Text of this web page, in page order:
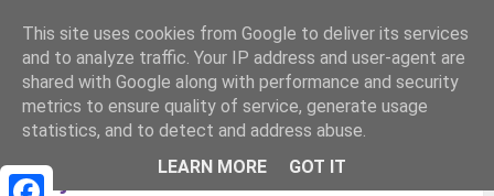
EL PRESIDENTE DEL PARLAMENTO DE LA
RIOJA PLANTEA "UNA CONSULTA" SOBRE
This site uses cookies from Google to deliver its services
and to analyze traffic. Your IP address and user-agent are
shared with Google along with performance and security
metrics to ensure quality of service, generate usage
statistics, and to detect and address abuse.
LEARN MORE
GOT IT